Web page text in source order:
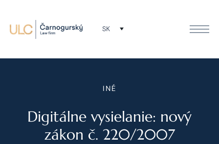
SK
INÉ
Digitálne vysielanie: nový
zákon č. 220/2007